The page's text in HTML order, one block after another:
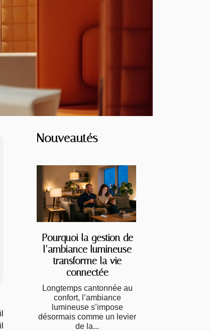
Nouveautés
Pourquoi la gestion de
l’ambiance lumineuse
transforme la vie
connectée
Longtemps cantonnée au
confort, l’ambiance
lumineuse s’impose
désormais comme un levier
de la...